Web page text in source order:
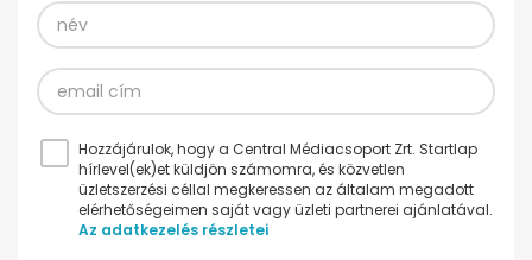
Hozzájárulok, hogy a Central Médiacsoport Zrt. Startlap
hírlevel(ek)et küldjön számomra, és közvetlen
üzletszerzési céllal megkeressen az általam megadott
elérhetőségeimen saját vagy üzleti partnerei ajánlatával.
Az adatkezelés részletei